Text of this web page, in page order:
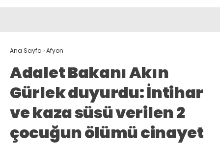
Ana Sayfa ›Afyon
Adalet Bakanı Akın
Gürlek duyurdu: İntihar
ve kaza süsü verilen 2
çocuğun ölümü cinayet